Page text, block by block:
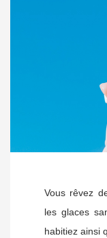
Vous rêvez
les glaces
habitiez ainsi